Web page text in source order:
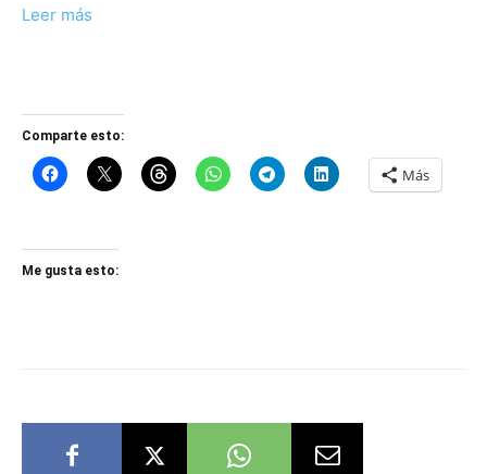
Leer más
Comparte esto:
Más
Me gusta esto: